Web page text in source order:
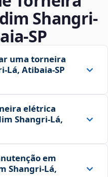
Shangri-
uma torneira
Lá, Atibaia‑SP
elétrica
Shangri-Lá,
em
Shangri-Lá,